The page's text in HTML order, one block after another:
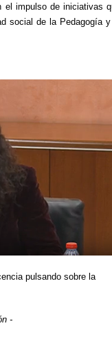
el impulso de iniciativas
social de la Pedagogía
pulsando sobre la
-